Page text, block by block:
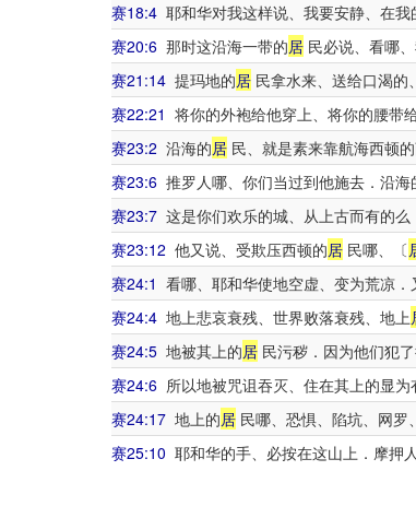
赛18:4 耶和华对我这样说、我要安静、在我
赛20:6 那时这沿海一带的居 民必说、看哪
赛21:14 提玛地的居 民拿水来、送给口渴的
赛22:21 将你的外袍给他穿上、将你的腰带
赛23:2 沿海的居 民、就是素来靠航海西顿
赛23:6 推罗人哪、你们当过到他施去．沿海
赛23:7 这是你们欢乐的城、从上古而有的么
赛23:12 他又说、受欺压西顿的居 民哪、〔
赛24:1 看哪、耶和华使地空虚、变为荒凉
赛24:4 地上悲哀衰残、世界败落衰残、地上
赛24:5 地被其上的居 民污秽．因为他们犯
赛24:6 所以地被咒诅吞灭、住在其上的显为
赛24:17 地上的居 民哪、恐惧、陷坑、网罗
赛25:10 耶和华的手、必按在这山上．摩押